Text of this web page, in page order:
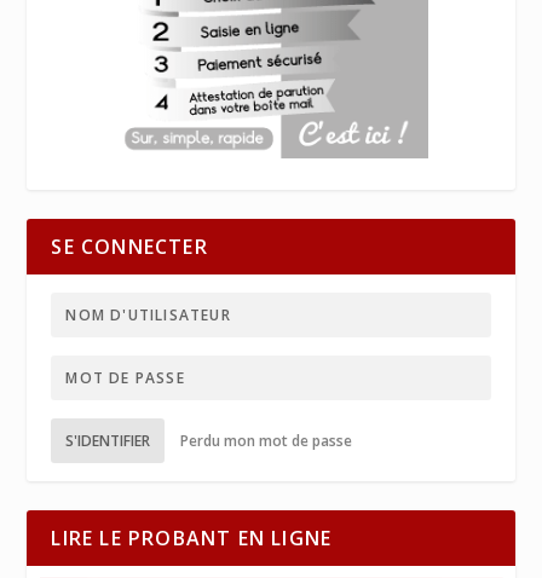
SE CONNECTER
S'IDENTIFIER Perdu mon mot de passe
LIRE LE PROBANT EN LIGNE